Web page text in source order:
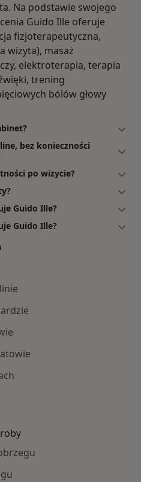
Na podstawie swojego
Guido Ille oferuje
fizjoterapeutyczna,
wizyta), masaż
elektroterapia, terapia
trening
bólów głowy
bez konieczności
po wizycie?
Guido Ille?
Guido Ille?